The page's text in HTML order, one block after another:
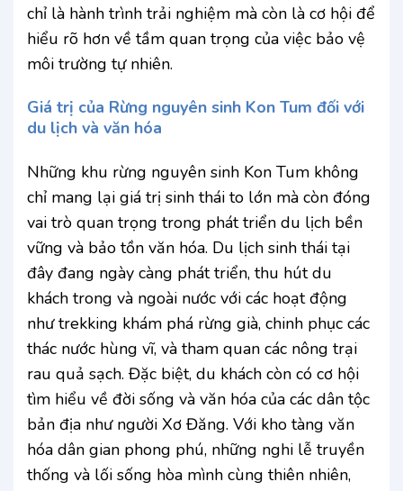
chỉ là hành trình trải nghiệm mà còn là cơ hội để
hiểu rõ hơn về tầm quan trọng của việc bảo vệ
môi trường tự nhiên.
Giá trị của Rừng nguyên sinh Kon Tum đối với
du lịch và văn hóa
Những khu rừng nguyên sinh Kon Tum không
chỉ mang lại giá trị sinh thái to lớn mà còn đóng
vai trò quan trọng trong phát triển du lịch bền
vững và bảo tồn văn hóa. Du lịch sinh thái tại
đây đang ngày càng phát triển, thu hút du
khách trong và ngoài nước với các hoạt động
như trekking khám phá rừng già, chinh phục các
thác nước hùng vĩ, và tham quan các nông trại
rau quả sạch. Đặc biệt, du khách còn có cơ hội
tìm hiểu về đời sống và văn hóa của các dân tộc
bản địa như người Xơ Đăng. Với kho tàng văn
hóa dân gian phong phú, những nghi lễ truyền
thống và lối sống hòa mình cùng thiên nhiên,